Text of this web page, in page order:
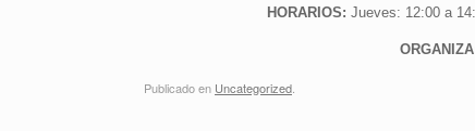
HORARIOS:Jueves: 12:00 a
Publicado en Uncategorized